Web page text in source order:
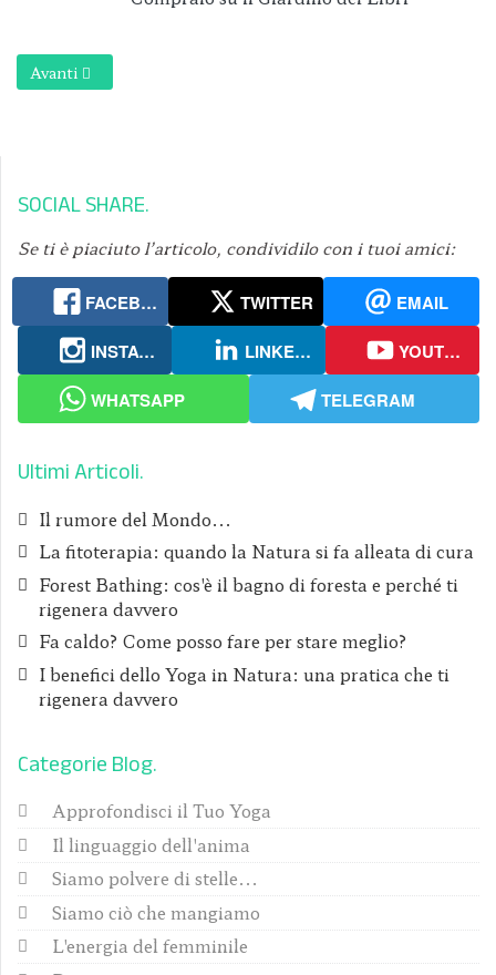
Articolo successivo: Rinasci a Pasqua
Avanti
SOCIAL SHARE
Se ti è piaciuto l’articolo, condividilo con i tuoi amici:
FACEBOOK TWITTER
EMAIL
INSTAGRAM
LINKEDIN
YOUTUBE
WHATSAPP
TELEGRAM
Ultimi Articoli
Il rumore del Mondo...
La fitoterapia: quando la Natura si fa alleata di cura
Forest Bathing: cos'è il bagno di foresta e perché ti
rigenera davvero
Fa caldo? Come posso fare per stare meglio?
I benefici dello Yoga in Natura: una pratica che ti
rigenera davvero
Categorie Blog
Approfondisci il Tuo Yoga
Il linguaggio dell'anima
Siamo polvere di stelle...
Siamo ciò che mangiamo
L'energia del femminile